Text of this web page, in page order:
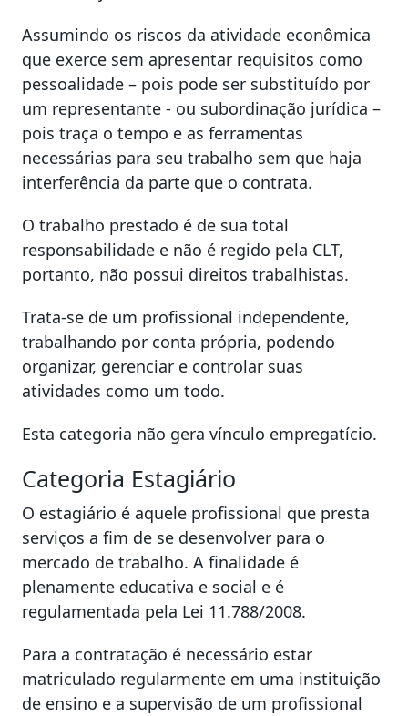
Assumindo os riscos da atividade econômica
que exerce sem apresentar requisitos como
pessoalidade – pois pode ser substituído por
um representante - ou subordinação jurídica –
pois traça o tempo e as ferramentas
necessárias para seu trabalho sem que haja
interferência da parte que o contrata.
O trabalho prestado é de sua total
responsabilidade e não é regido pela CLT,
portanto, não possui direitos trabalhistas.
Trata-se de um profissional independente,
trabalhando por conta própria, podendo
organizar, gerenciar e controlar suas
atividades como um todo.
Esta categoria não gera vínculo empregatício.
Categoria Estagiário
O estagiário é aquele profissional que presta
serviços a fim de se desenvolver para o
mercado de trabalho. A finalidade é
plenamente educativa e social e é
regulamentada pela Lei 11.788/2008.
Para a contratação é necessário estar
matriculado regularmente em uma instituição
de ensino e a supervisão de um profissional